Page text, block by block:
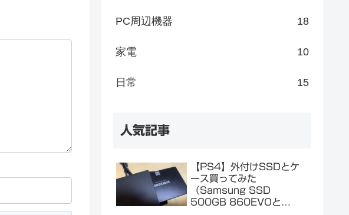
PC周辺機器 18
家電 10
日常 15
人気記事
【PS4】外付けSSDとケ
ース買ってみた
（Samsung SSD
500GB 860EVOと